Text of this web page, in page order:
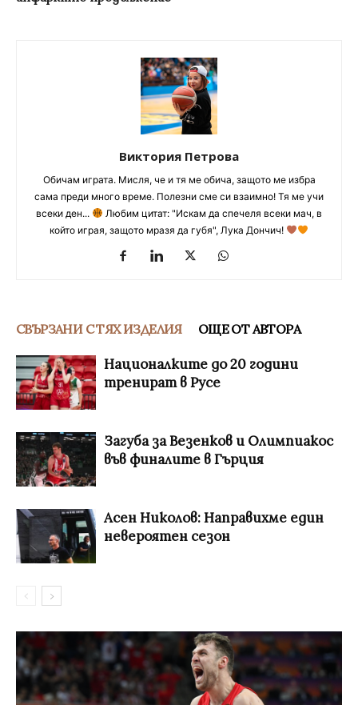
Виктория Петрова
Обичам играта. Мисля, че и тя ме обича, защото ме избра
сама преди много време. Полезни сме си взаимно! Тя ме учи
всеки ден...
Любим цитат: "Искам да спечеля всеки мач, в
който играя, защото мразя да губя", Лука Дончич!
СВЪРЗАНИ С ТЯХ ИЗДЕЛИЯ ОЩЕ ОТ АВТОРА
Националките до 20 години
тренират в Русе
Загуба за Везенков и Олимпиакос
във финалите в Гърция
Асен Николов: Направихме един
невероятен сезон